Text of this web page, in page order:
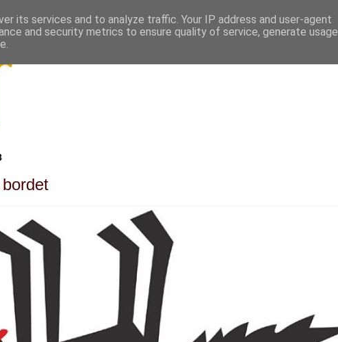
its services and to analyze traffic. Your IP address and user-agent
and security metrics to ensure quality of service, generate usage